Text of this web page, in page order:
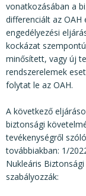
vonatkozásában a
differenciált az OAH
engedélyezési
kockázat
minősített, vagy új
rendszerelemek
folytat le az OAH.
A következő
biztonsági
tevékenységről
továbbiakban: 1/
Nukleáris
szabályozzák: